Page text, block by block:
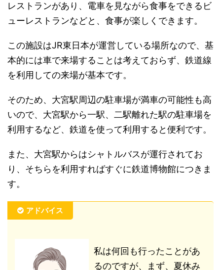
レストランがあり、電車を見ながら食事をできるビ
ューレストランなどと、食事が楽しくできます。
この施設はJR東日本が運営している場所なので、基
本的には車で来場することは考えておらず、鉄道線
を利用しての来場が基本です。
そのため、大宮駅周辺の駐車場が満車の可能性も高
いので、大宮駅から一駅、二駅離れた駅の駐車場を
利用するなど、鉄道を使って利用すると便利です。
また、大宮駅からはシャトルバスが運行されてお
り、そちらを利用すればすぐに鉄道博物館につきま
す。
アドバイス
私は何回も行ったことがあ
るのですが、まず、夏休み